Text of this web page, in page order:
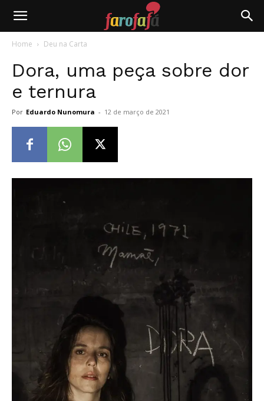
Farofafá
Home Deu na Carta
Dora, uma peça sobre dor
e ternura
Por Eduardo Nunomura - 12 de março de 2021